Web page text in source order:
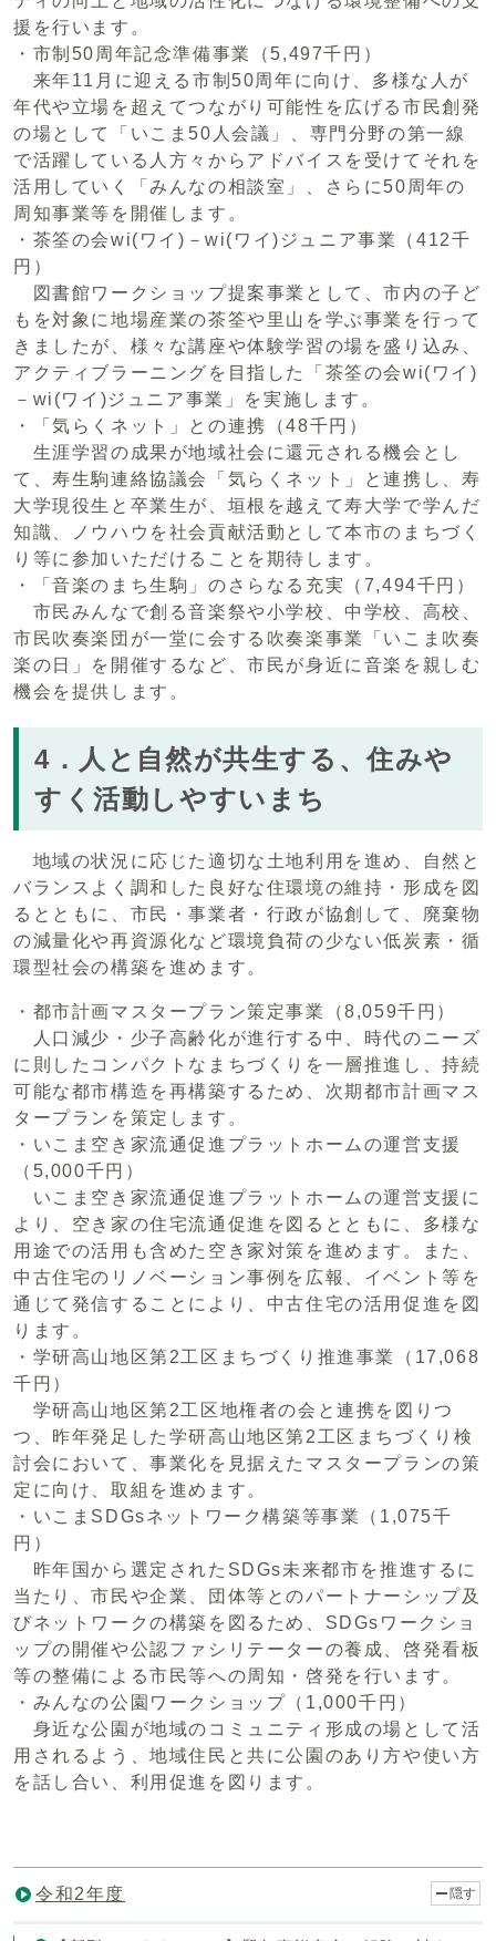
援を行います。
・市制50周年記念準備事業（5,497千円）
来年11月に迎える市制50周年に向け、多様な人が
年代や立場を超えてつながり可能性を広げる市民創発
の場として「いこま50人会議」、専門分野の第一線
で活躍している人方々からアドバイスを受けてそれを
活用していく「みんなの相談室」、さらに50周年の
周知事業等を開催します。
・茶筌の会wi(ワイ)－wi(ワイ)ジュニア事業（412千
円）
図書館ワークショップ提案事業として、市内の子ど
もを対象に地場産業の茶筌や里山を学ぶ事業を行って
きましたが、様々な講座や体験学習の場を盛り込み、
アクティブラーニングを目指した「茶筌の会wi(ワイ)
－wi(ワイ)ジュニア事業」を実施します。
・「気らくネット」との連携（48千円）
生涯学習の成果が地域社会に還元される機会とし
て、寿生駒連絡協議会「気らくネット」と連携し、寿
大学現役生と卒業生が、垣根を越えて寿大学で学んだ
知識、ノウハウを社会貢献活動として本市のまちづく
り等に参加いただけることを期待します。
・「音楽のまち生駒」のさらなる充実（7,494千円）
市民みんなで創る音楽祭や小学校、中学校、高校、
市民吹奏楽団が一堂に会する吹奏楽事業「いこま吹奏
楽の日」を開催するなど、市民が身近に音楽を親しむ
機会を提供します。
4．人と自然が共生する、住みや
すく活動しやすいまち
地域の状況に応じた適切な土地利用を進め、自然と
バランスよく調和した良好な住環境の維持・形成を図
るとともに、市民・事業者・行政が協創して、廃棄物
の減量化や再資源化など環境負荷の少ない低炭素・循
環型社会の構築を進めます。
・都市計画マスタープラン策定事業（8,059千円）
人口減少・少子高齢化が進行する中、時代のニーズ
に則したコンパクトなまちづくりを一層推進し、持続
可能な都市構造を再構築するため、次期都市計画マス
タープランを策定します。
・いこま空き家流通促進プラットホームの運営支援
（5,000千円）
いこま空き家流通促進プラットホームの運営支援に
より、空き家の住宅流通促進を図るとともに、多様な
用途での活用も含めた空き家対策を進めます。また、
中古住宅のリノベーション事例を広報、イベント等を
通じて発信することにより、中古住宅の活用促進を図
ります。
・学研高山地区第2工区まちづくり推進事業（17,068
千円）
学研高山地区第2工区地権者の会と連携を図りつ
つ、昨年発足した学研高山地区第2工区まちづくり検
討会において、事業化を見据えたマスタープランの策
定に向け、取組を進めます。
・いこまSDGsネットワーク構築等事業（1,075千
円）
昨年国から選定されたSDGs未来都市を推進するに
当たり、市民や企業、団体等とのパートナーシップ及
びネットワークの構築を図るため、SDGsワークショ
ップの開催や公認ファシリテーターの養成、啓発看板
等の整備による市民等への周知・啓発を行います。
・みんなの公園ワークショップ（1,000千円）
身近な公園が地域のコミュニティ形成の場として活
用されるよう、地域住民と共に公園のあり方や使い方
を話し合い、利用促進を図ります。
令和2年度 隠す